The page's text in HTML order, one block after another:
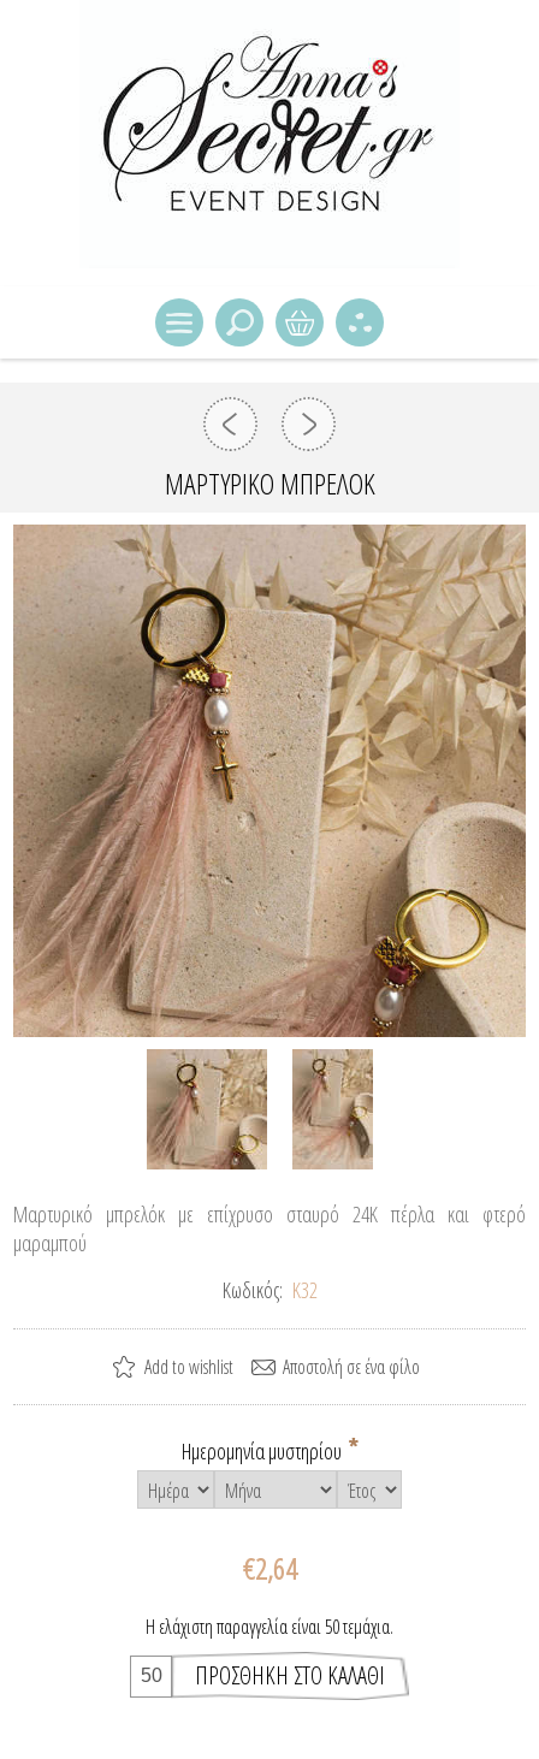
ΜΑΡΤΥΡΙΚΌ ΜΠΡΕΛΌΚ
Μαρτυρικό μπρελόκ με επίχρυσο σταυρό 24Κ πέρλα και φτερό
μαραμπού
Κωδικός: Κ32
Ημερομηνία μυστηρίου *
€2,64
Η ελάχιστη παραγγελία είναι 50 τεμάχια.